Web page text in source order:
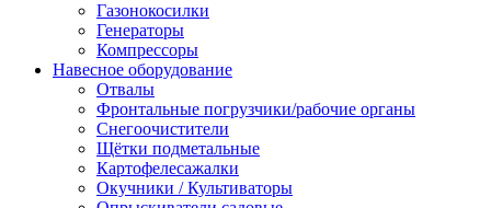
Газонокосилки
Генераторы
Компрессоры
Навесное оборудование
Отвалы
Фронтальные погрузчики/рабочие органы
Снегоочистители
Щётки подметальные
Картофелесажалки
Окучники / Культиваторы